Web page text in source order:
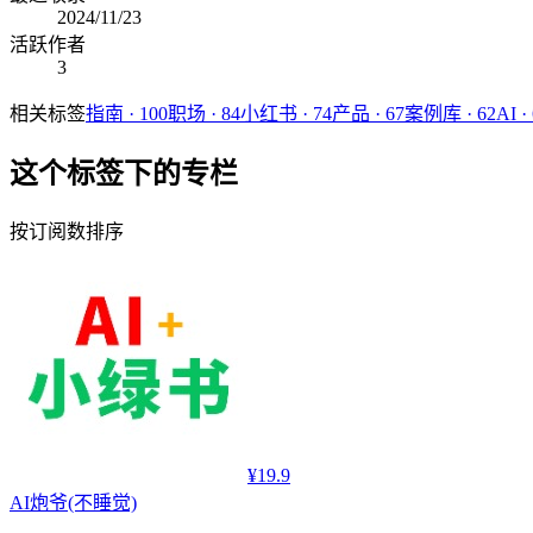
2024/11/23
活跃作者
3
相关标签指南 · 100职场 · 84小红书 · 74产品 · 67案例库 · 62AI ·
这个标签下的专栏
按订阅数排序
¥19.9
AI炮爷(不睡觉)